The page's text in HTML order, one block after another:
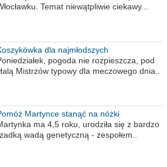
Temat niewątpliwie ciekawy...
dla najmłodszych
pogoda nie rozpieszcza, pod
Mistrzów typowy dla meczowego dnia..
Martynce stanąć na nóżki
ma 4,5 roku, urodziła się z bardzo
wadą genetyczną - zespołem..